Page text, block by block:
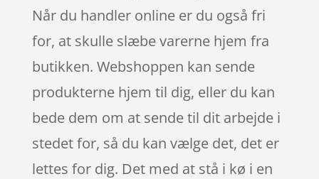
Når du handler online er du også fri
for, at skulle slæbe varerne hjem fra
butikken. Webshoppen kan sende
produkterne hjem til dig, eller du kan
bede dem om at sende til dit arbejde i
stedet for, så du kan vælge det, det er
lettes for dig. Det med at stå i kø i en